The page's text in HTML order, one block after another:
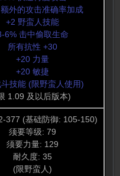
外的攻击准确率加成
+2 野蛮人技能
6% 击中偷取生命
所有抗性 +30
+20 力量
+20 敏捷
技能 (限野蛮人使用)
1.09 及以后版本)
377 (基础防御: 105-150)
须要等级: 79
须要力量: 129
耐久度: 35
(限野蛮人)